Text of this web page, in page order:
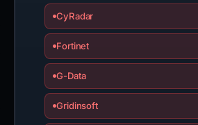
CyRadar
Fortinet
G-Data
Gridinsoft